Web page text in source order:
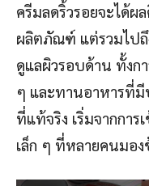
ครีมลดริ้วรอยจะได้ผ
ผลิตภัณฑ์ แต่รวมไปถึ
ดูแลผิวรอบด้าน ทั้ง
ๆ และทานอาหารที่มี
ที่แท้จริง เริ่มจากการ
เล็ก ๆ ที่หลายคนมอง